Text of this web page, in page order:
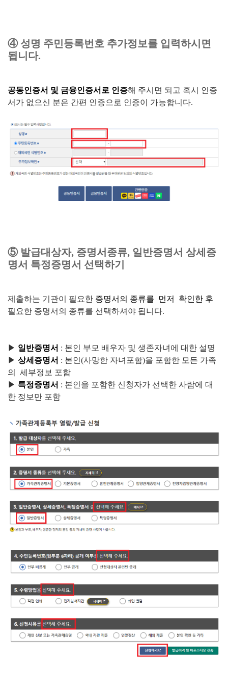
④ 성명 주민등록번호 추가정보를 입력하시면
됩니다.
공동인증서 및 금융인증서로 인증해 주시면 되고 혹시 인증
서가 없으신 분은 간편 인증으로 인증이 가능합니다.
⑤ 발급대상자, 증명서종류, 일반증명서 상세증
명서 특정증명서 선택하기
제출하는 기관이 필요한 증명서의 종류를 먼저 확인한 후
필요한 증명서의 종류를 선택하셔야 됩니다.
▶ 일반증명서 : 본인 부모 배우자 및 생존자녀에 대한 설명
▶ 상세증명서 : 본인(사망한 자녀포함)을 포함한 모든 가족
의 세부정보 포함
▶ 특정증명서 : 본인을 포함한 신청자가 선택한 사람에 대
한 정보만 포함